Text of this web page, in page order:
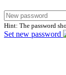
Hint: The password
Set new password